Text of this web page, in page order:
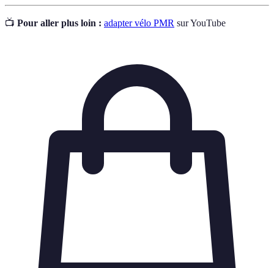
📺 Pour aller plus loin : adapter vélo PMR sur YouTube